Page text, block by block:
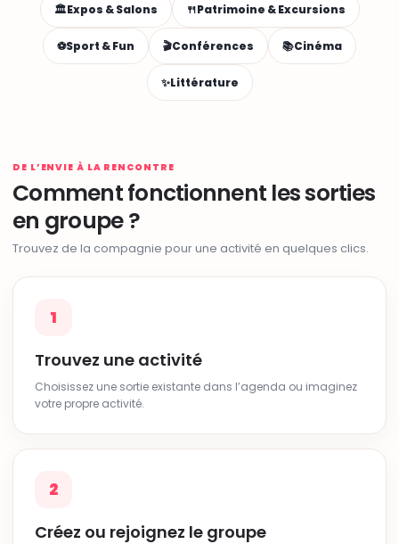
🏛️Expos & Salons 🍴Patrimoine & Excursions
⚽Sport & Fun 🎬Conférences 📚Cinéma
✨Littérature
DE L’ENVIE À LA RENCONTRE
Comment fonctionnent les sorties
en groupe ?
Trouvez de la compagnie pour une activité en quelques clics.
1
Trouvez une activité
Choisissez une sortie existante dans l’agenda ou imaginez
votre propre activité.
2
Créez ou rejoignez le groupe